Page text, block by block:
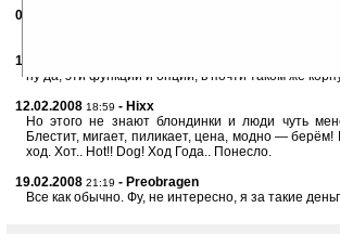
08.02.2008
10.02.2008
ну да, эти функции и опции, в почти таком же
12.02.2008 18:59 - Hixx
Но этого не знают блондинки и люди чуть
Блестит, мигает, пиликает, цена, модно — берём!
ход. Хот.. Hot!! Dog! Ход Года.. Понесло.
19.02.2008 21:19 - Preobragen
Все как обычно. Фу, не интересно, я за такие